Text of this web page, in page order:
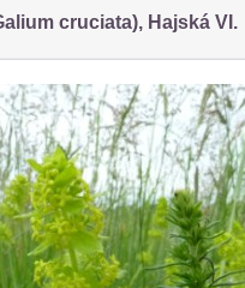
cruciata), Hajská VI.